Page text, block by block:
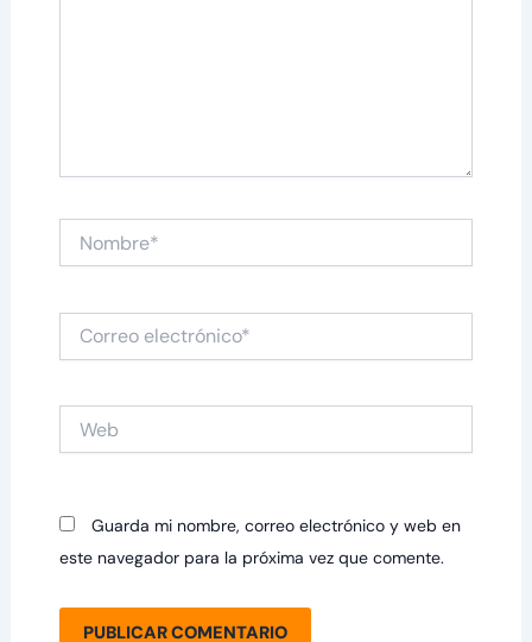
Correo
electrónico*
Guarda mi nombre, correo electrónico y web en
este navegador para la próxima vez que comente.